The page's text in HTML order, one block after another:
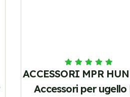
ACCESSORI MPR
Accessori per ugello